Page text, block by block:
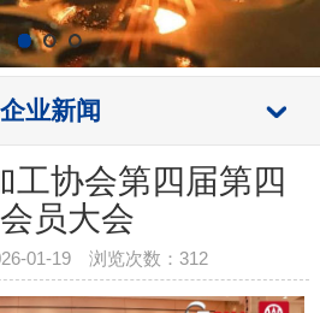
企业新闻
工协会第四届第四
员大会
01-19 浏览次数：312